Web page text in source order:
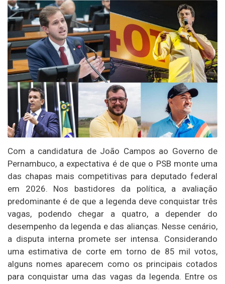
Com a candidatura de João Campos ao Governo de
Pernambuco, a expectativa é de que o PSB monte uma
das chapas mais competitivas para deputado federal
em 2026. Nos bastidores da política, a avaliação
predominante é de que a legenda deve conquistar três
vagas, podendo chegar a quatro, a depender do
desempenho da legenda e das alianças. Nesse cenário,
a disputa interna promete ser intensa. Considerando
uma estimativa de corte em torno de 85 mil votos,
alguns nomes aparecem como os principais cotados
para conquistar uma das vagas da legenda. Entre os